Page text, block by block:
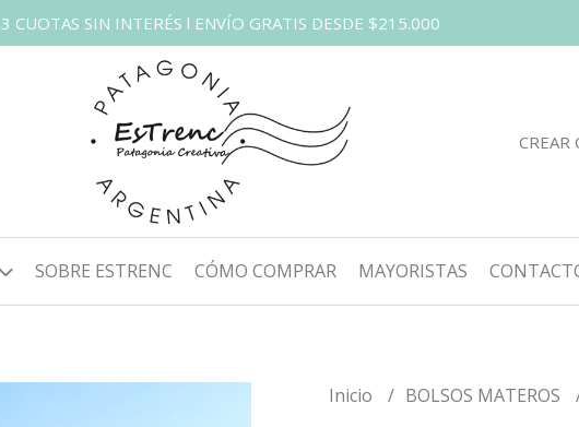
3 CUOTAS SIN INTERÉS l ENVÍO GRATIS DESDE $215.000
CREAR
SOBRE ESTRENC CÓMO COMPRAR MAYORISTAS
Inicio BOLSOS MATEROS